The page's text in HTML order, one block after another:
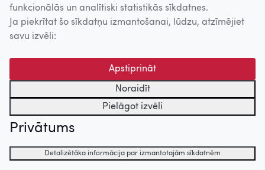
funkcionālās un analītiski statistikās sīkdatnes.
Ja piekrītat šo sīkdatņu izmantošanai, lūdzu, atzīmējiet
savu izvēli:
Apstiprināt
Noraidīt
Pielāgot izvēli
Privātums
Detalizētāka informācija par izmantotajām sīkdatnēm